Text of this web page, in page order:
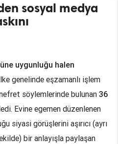
sosyal medya
uygunluğu halen
genelinde eşzamanlı işlem
söylemlerinde bulunan36
Evine egemen düzenlenen
siyasi görüşlerini aşırıcı (ayrı
bir anlayışla paylaşan